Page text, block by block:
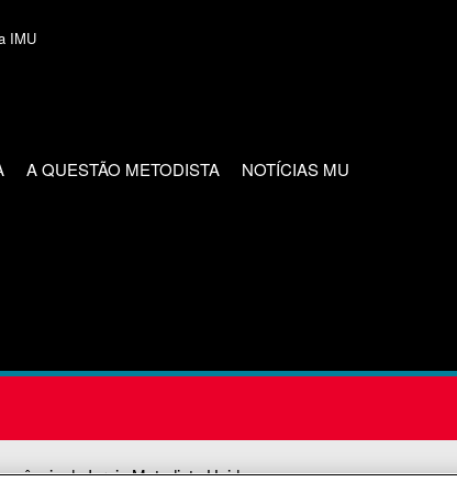
IMU
A QUESTÃO METODISTA NOTÍCIAS MU
da Igreja Metodista Unida